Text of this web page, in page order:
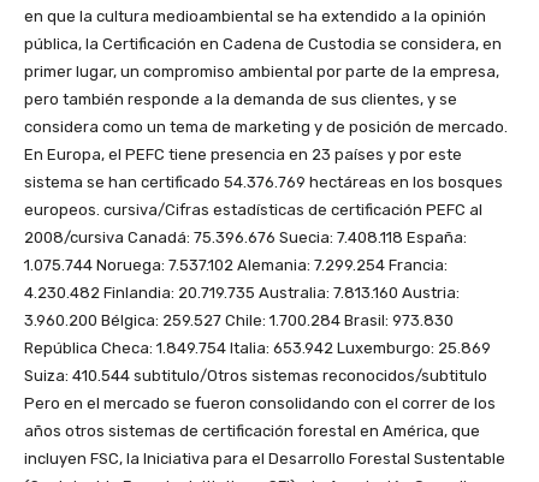
en que la cultura medioambiental se ha extendido a la opinión
pública, la Certificación en Cadena de Custodia se considera, en
primer lugar, un compromiso ambiental por parte de la empresa,
pero también responde a la demanda de sus clientes, y se
considera como un tema de marketing y de posición de mercado.
En Europa, el PEFC tiene presencia en 23 países y por este
sistema se han certificado 54.376.769 hectáreas en los bosques
europeos. cursiva/Cifras estadísticas de certificación PEFC al
2008/cursiva Canadá: 75.396.676 Suecia: 7.408.118 España:
1.075.744 Noruega: 7.537.102 Alemania: 7.299.254 Francia:
4.230.482 Finlandia: 20.719.735 Australia: 7.813.160 Austria:
3.960.200 Bélgica: 259.527 Chile: 1.700.284 Brasil: 973.830
República Checa: 1.849.754 Italia: 653.942 Luxemburgo: 25.869
Suiza: 410.544 subtitulo/Otros sistemas reconocidos/subtitulo
Pero en el mercado se fueron consolidando con el correr de los
años otros sistemas de certificación forestal en América, que
incluyen FSC, la Iniciativa para el Desarrollo Forestal Sustentable